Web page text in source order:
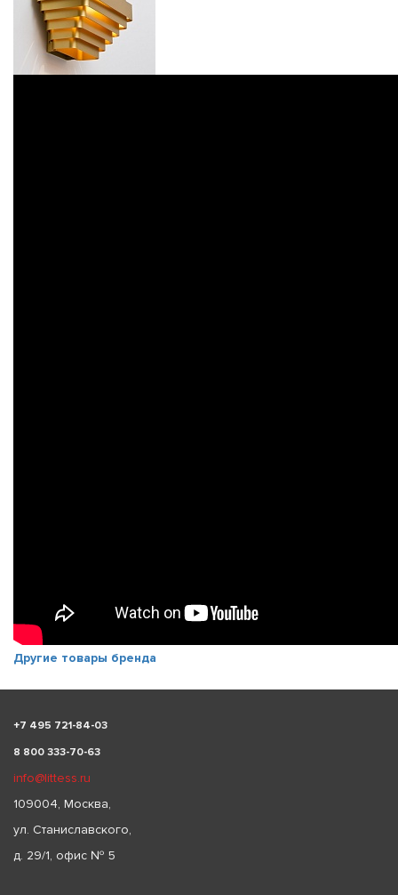
Другие товары бренда
+7 495 721-84-03
8 800 333-70-63
info@littess.ru
109004, Москва,
ул. Станиславского,
д. 29/1, офис № 5